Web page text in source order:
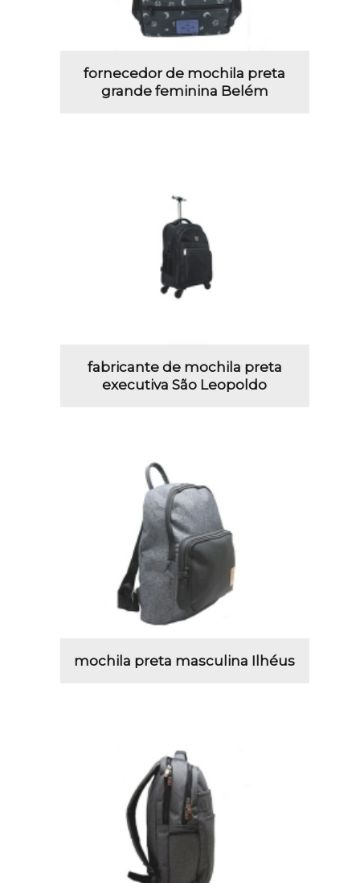
fornecedor de mochila preta
grande feminina Belém
fabricante de mochila preta
executiva São Leopoldo
mochila preta masculina Ilhéus